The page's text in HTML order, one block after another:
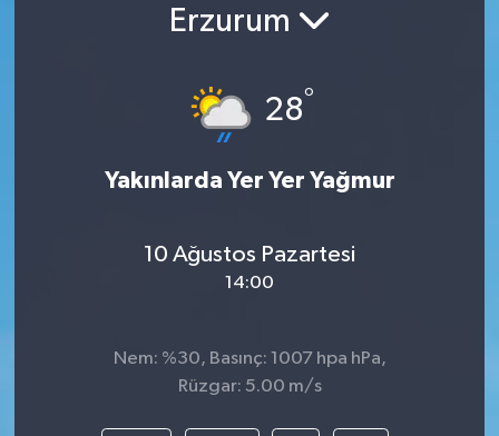
Erzurum
28°
Yakınlarda Yer Yer Yağmur
10 Ağustos Pazartesi
14:00
Nem: %30, Basınç: 1007 hpa hPa,
Rüzgar: 5.00 m/s